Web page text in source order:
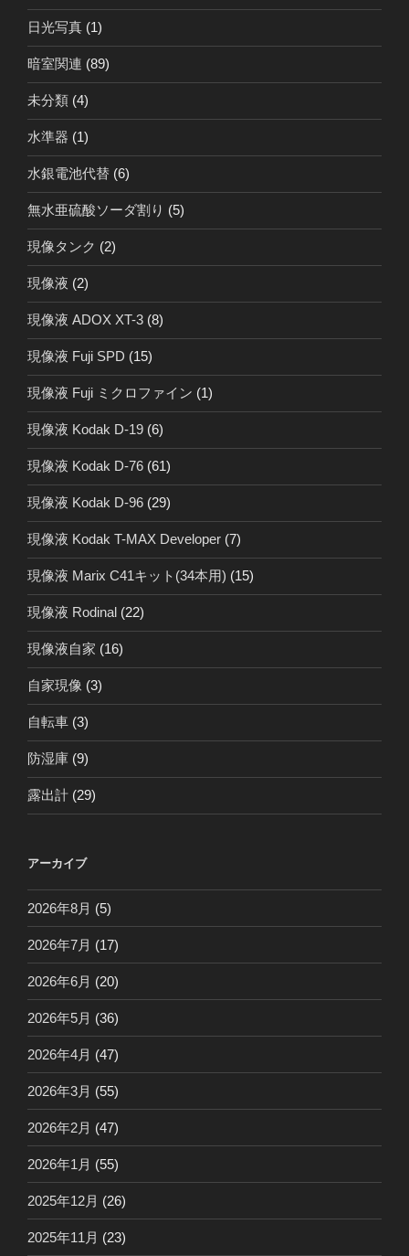
日光写真 (1)
暗室関連 (89)
未分類 (4)
水準器 (1)
水銀電池代替 (6)
無水亜硫酸ソーダ割り (5)
現像タンク (2)
現像液 (2)
現像液 ADOX XT-3 (8)
現像液 Fuji SPD (15)
現像液 Fuji ミクロファイン (1)
現像液 Kodak D-19 (6)
現像液 Kodak D-76 (61)
現像液 Kodak D-96 (29)
現像液 Kodak T-MAX Developer (7)
現像液 Marix C41キット(34本用) (15)
現像液 Rodinal (22)
現像液自家 (16)
自家現像 (3)
自転車 (3)
防湿庫 (9)
露出計 (29)
アーカイブ
2026年8月 (5)
2026年7月 (17)
2026年6月 (20)
2026年5月 (36)
2026年4月 (47)
2026年3月 (55)
2026年2月 (47)
2026年1月 (55)
2025年12月 (26)
2025年11月 (23)